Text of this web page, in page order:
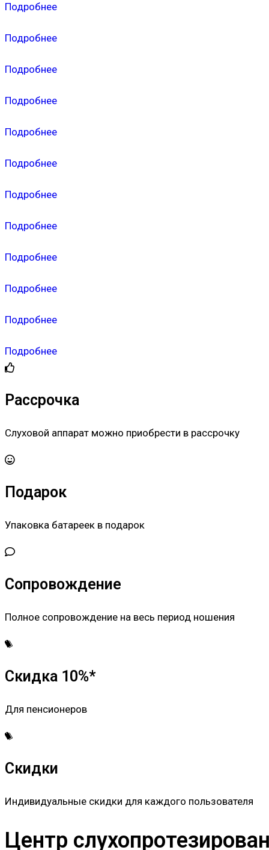
Подробнее
Подробнее
Подробнее
Подробнее
Подробнее
Подробнее
Подробнее
Подробнее
Подробнее
Подробнее
Подробнее
Подробнее
Рассрочка
Слуховой аппарат можно приобрести в рассрочку
Подарок
Упаковка батареек в подарок
Сопровождение
Полное сопровождение на весь период ношения
Скидка 10%*
Для пенсионеров
Скидки
Индивидуальные скидки для каждого пользователя
Центр